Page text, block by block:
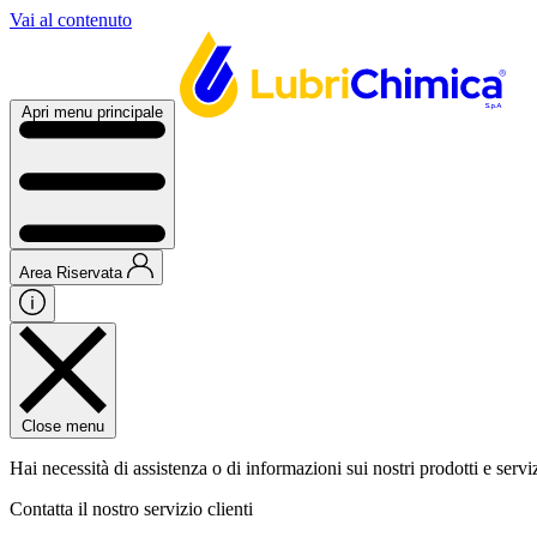
Vai al contenuto
Apri menu principale
Area Riservata
Close menu
Hai necessità di assistenza o di informazioni sui nostri prodotti e
Contatta il nostro servizio clienti